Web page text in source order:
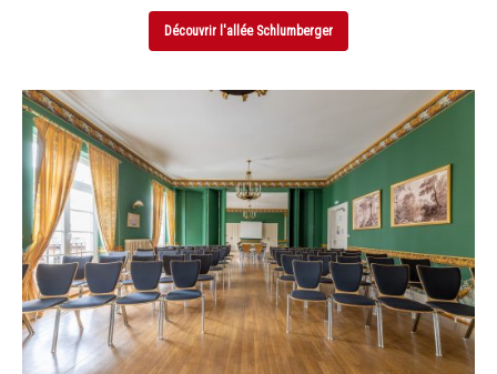
Découvrir l'allée Schlumberger